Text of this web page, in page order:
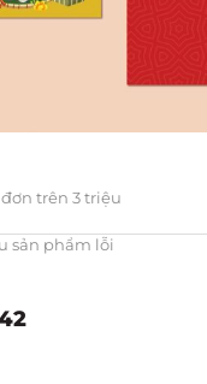
trên 3 triệu
sản phẩm lỗi